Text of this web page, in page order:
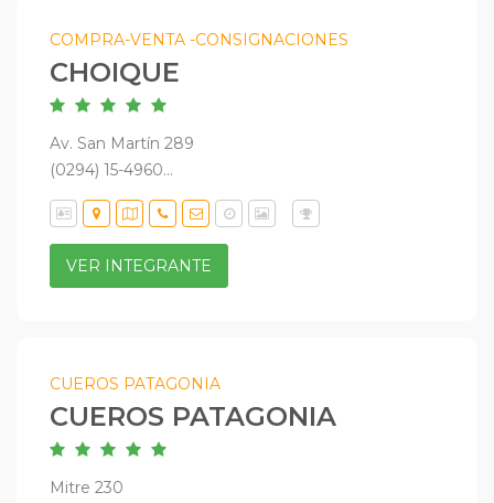
COMPRA-VENTA -CONSIGNACIONES
CHOIQUE
Av. San Martín 289
(0294) 15-4960...
VER INTEGRANTE
CUEROS PATAGONIA
CUEROS PATAGONIA
Mitre 230